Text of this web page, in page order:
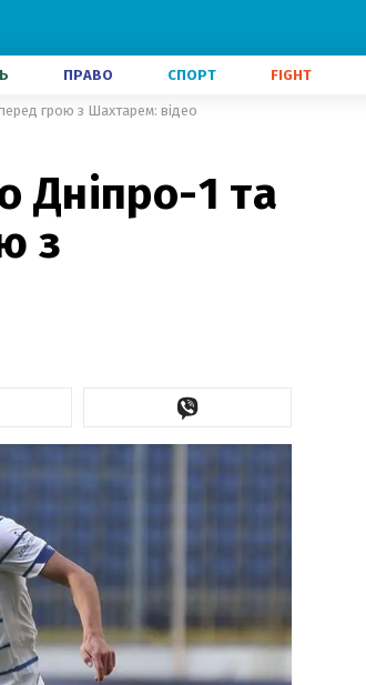
ПРАВО СПОРТ FIGHT
грою з Шахтарем: відео
Дніпро-1 та
з